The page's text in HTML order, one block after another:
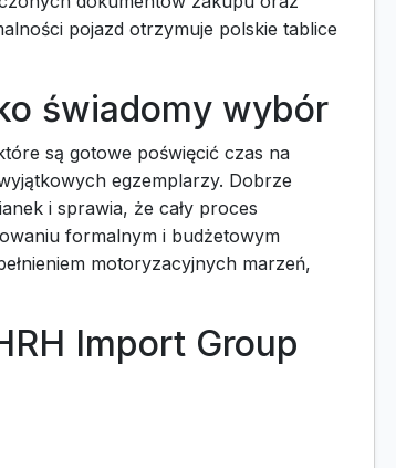
pojazd otrzymuje polskie tablice
świadomy wybór
są gotowe poświęcić czas na
egzemplarzy. Dobrze
i sprawia, że cały proces
formalnym i budżetowym
motoryzacyjnych marzeń,
Import Group